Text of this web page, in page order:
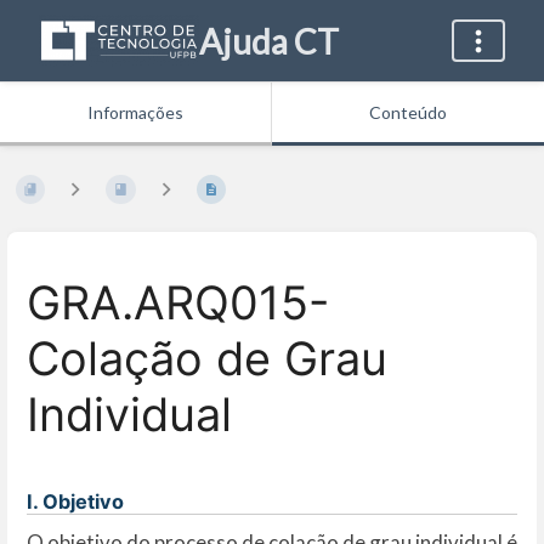
Ajuda CT
Informações Conteúdo
GRA.ARQ015-
Colação de Grau
Individual
I. Objetivo